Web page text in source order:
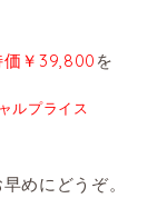
価￥39,800 を
ルプライス
めにどうぞ。